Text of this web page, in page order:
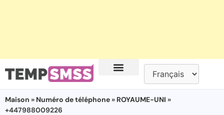
Maison » Numéro de téléphone » ROYAUME-UNI »
+447988009226